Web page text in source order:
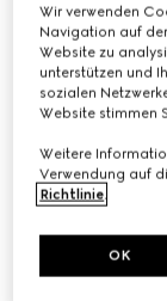
für
Wir verwenden
Navigation auf
Website zu
unterstützen und
sozialen
Website stimmen
Weitere
Verwendung auf
Richtlinie.
OK